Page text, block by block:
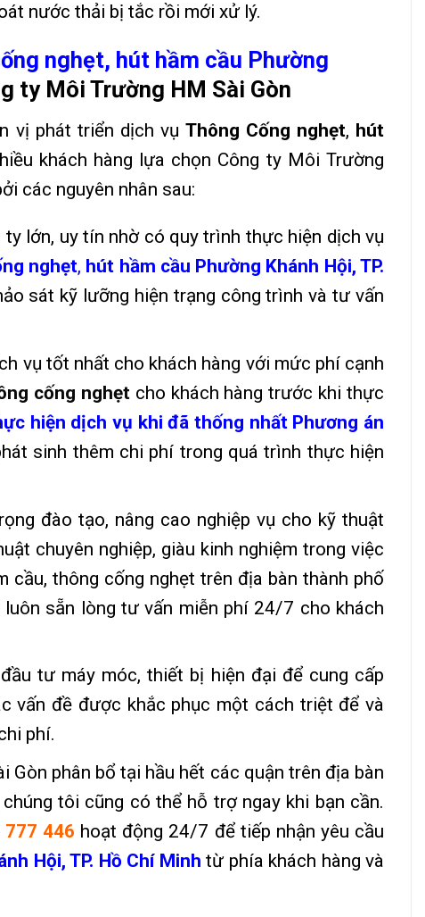
nước thải bị tắc rồi mới xử lý.
nghẹt, hút hầm cầu Phường
ty Môi Trường HM Sài Gòn
vị phát triển dịch vụ Thông Cống nghẹt, hút
khách hàng lựa chọn Công ty Môi Trường
các nguyên nhân sau:
lớn, uy tín nhờ có quy trình thực hiện dịch vụ
nghẹt, hút hầm cầu Phường Khánh Hội, TP.
sát kỹ lưỡng hiện trạng công trình và tư vấn
vụ tốt nhất cho khách hàng với mức phí cạnh
cống nghẹt cho khách hàng trước khi thực
hiện dịch vụ khi đã thống nhất Phương án
sinh thêm chi phí trong quá trình thực hiện
đào tạo, nâng cao nghiệp vụ cho kỹ thuật
chuyên nghiệp, giàu kinh nghiệm trong việc
thông cống nghẹt trên địa bàn thành phố
sẵn lòng tư vấn miễn phí 24/7 cho khách
tư máy móc, thiết bị hiện đại để cung cấp
vấn đề được khắc phục một cách triệt để và
phí.
phân bổ tại hầu hết các quận trên địa bàn
tôi cũng có thể hỗ trợ ngay khi bạn cần.
777 446 hoạt động 24/7 để tiếp nhận yêu cầu
Hội, TP. Hồ Chí Minh từ phía khách hàng và